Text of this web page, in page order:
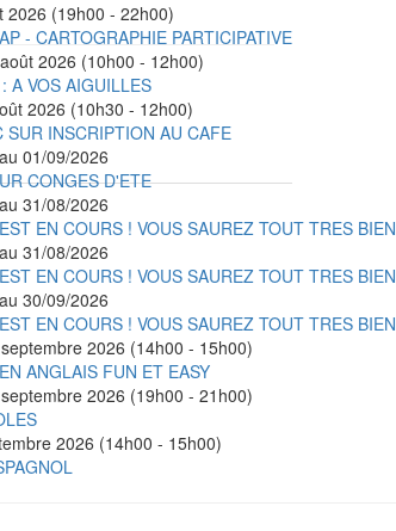
2026 (19h00 - 22h00)
- CARTOGRAPHIE PARTICIPATIVE
2026 (10h00 - 12h00)
A VOS AIGUILLES
2026 (10h30 - 12h00)
SUR INSCRIPTION AU CAFE
01/09/2026
CONGES D'ETE
31/08/2026
EN COURS ! VOUS SAUREZ TOUT TRES
31/08/2026
EN COURS ! VOUS SAUREZ TOUT TRES
30/09/2026
EN COURS ! VOUS SAUREZ TOUT TRES
2026 (14h00 - 15h00)
ANGLAIS FUN ET EASY
2026 (19h00 - 21h00)
2026 (14h00 - 15h00)